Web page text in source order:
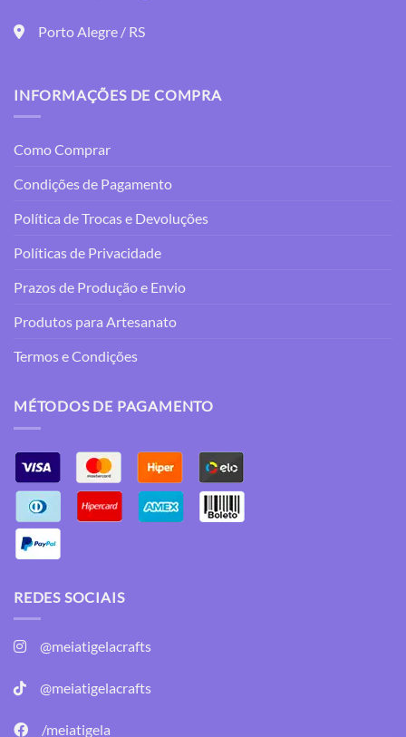
escolhidas
do
Porto Alegre / RS
INFORMAÇÕES DE COMPRA
Como Comprar
Condições de Pagamento
Política de Trocas e Devoluções
Políticas de Privacidade
Prazos de Produção e Envio
Produtos para Artesanato
Termos e Condições
MÉTODOS DE PAGAMENTO
REDES SOCIAIS
@meiatigelacrafts
@meiatigelacrafts
/meiatigela